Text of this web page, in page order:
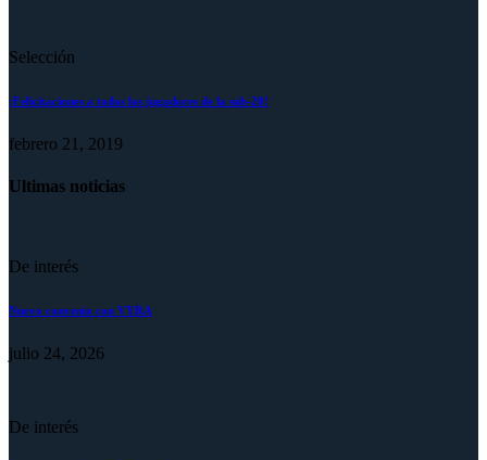
Selección
¡Felicitaciones a todos los jugadores de la sub-20!
febrero 21, 2019
Ultimas noticias
De interés
Nuevo convenio con VYRA
julio 24, 2026
De interés